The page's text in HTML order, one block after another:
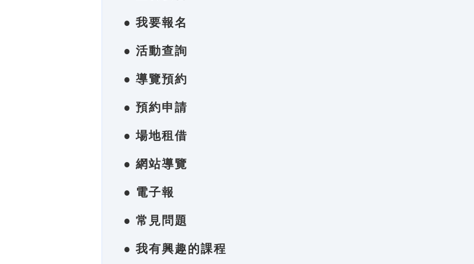
● 我要報名
● 活動查詢
● 導覽預約
● 預約申請
● 場地租借
● 網站導覽
● 電子報
● 常見問題
● 我有興趣的課程